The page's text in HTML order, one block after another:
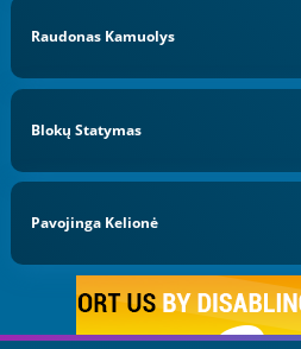
Raudonas Kamuolys
Blokų Statymas
Pavojinga Kelionė